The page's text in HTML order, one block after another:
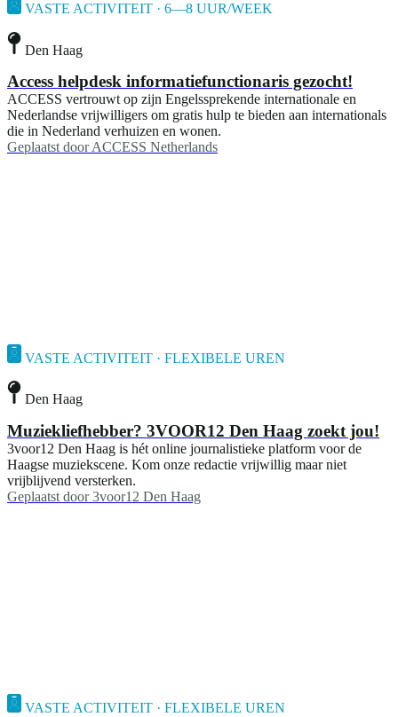
VASTE ACTIVITEIT · 6—8 UUR/WEEK
Den Haag
Access helpdesk informatiefunctionaris gezocht!
ACCESS vertrouwt op zijn Engelssprekende internationale en
Nederlandse vrijwilligers om gratis hulp te bieden aan internationals
die in Nederland verhuizen en wonen.
Geplaatst door ACCESS Netherlands
VASTE ACTIVITEIT · FLEXIBELE UREN
Den Haag
Muziekliefhebber? 3VOOR12 Den Haag zoekt jou!
3voor12 Den Haag is hét online journalistieke platform voor de
Haagse muziekscene. Kom onze redactie vrijwillig maar niet
vrijblijvend versterken.
Geplaatst door 3voor12 Den Haag
VASTE ACTIVITEIT · FLEXIBELE UREN